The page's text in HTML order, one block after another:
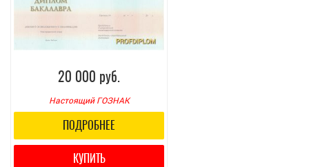
20 000 руб.
Настоящий ГОЗНАК
ПОДРОБНЕЕ
КУПИТЬ